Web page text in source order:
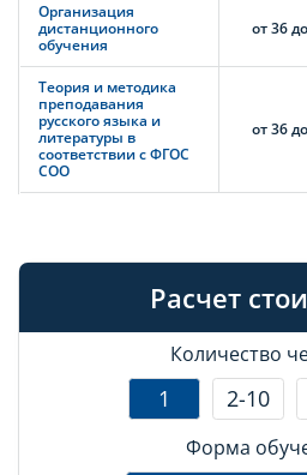
Организация
дистанционного
обучения
от 36
Теория и методика
преподавания
русского языка и
литературы в
соответствии с ФГОС
СОО
от 36
Расчет
Количество
1 2-10
Форма